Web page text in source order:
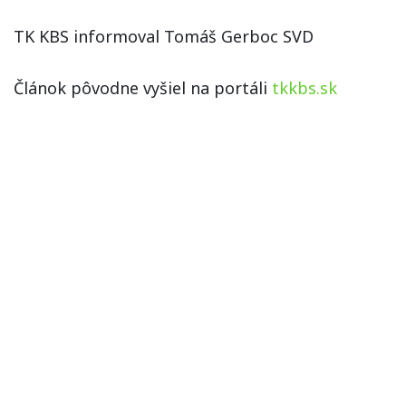
TK KBS informoval Tomáš Gerboc SVD
Článok pôvodne vyšiel na portáli tkkbs.sk